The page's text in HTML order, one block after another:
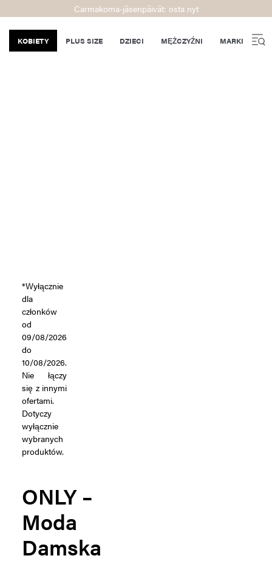
Carmakoma-jäsenpäivät: osta nyt
KOBIETY PLUS SIZE DZIECI MĘŻCZYŹNI MARKI
*Wyłącznie
dla
członków
od
09/08/2026
do
10/08/2026.
Nie łączy
się z innymi
ofertami.
Dotyczy
wyłącznie
wybranych
produktów.
ONLY –
Moda
Damska